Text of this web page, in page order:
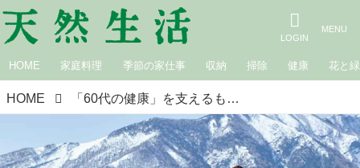
HOME 家庭料理 季節の家仕事 収納 掃除 健康 花と緑
HOME 「60代の健康」を支えるもの3つ。発酵食品や睡眠アプリを取り入れていつまでも“美しく元気な体”に／美容家・吉川千明さん